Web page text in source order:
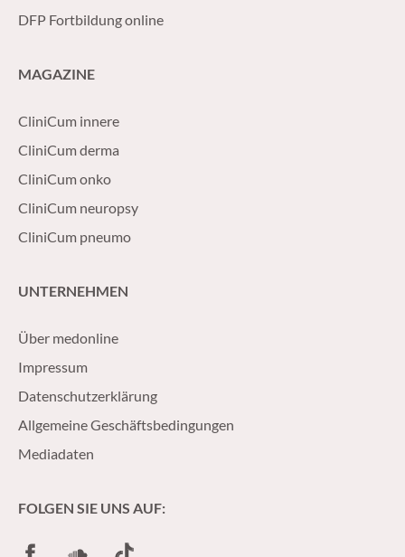
DFP Fortbildung online
MAGAZINE
CliniCum innere
CliniCum derma
CliniCum onko
CliniCum neuropsy
CliniCum pneumo
UNTERNEHMEN
Über medonline
Impressum
Datenschutzerklärung
Allgemeine Geschäftsbedingungen
Mediadaten
FOLGEN SIE UNS AUF:
FacebookSoundCloud
TikTok